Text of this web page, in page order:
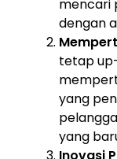
mencari
dengan
tetap
yang
yang